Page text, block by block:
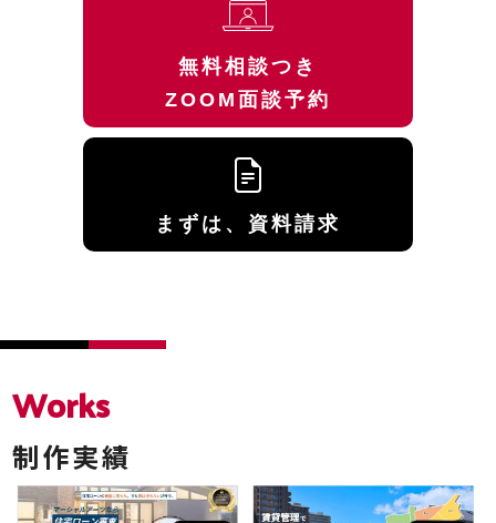
無料相談つき
ZOOM面談予約
まずは、資料請求
Works
制作実績